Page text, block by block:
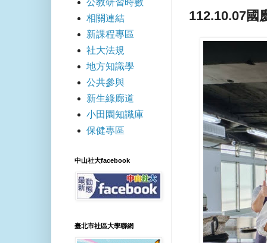
112.10.07國
公教研習時數
相關連結
新課程專區
社大法規
地方知識學
公共參與
新生綠廊道
小田園知識庫
保健專區
中山社大facebook
臺北市社區大學聯網